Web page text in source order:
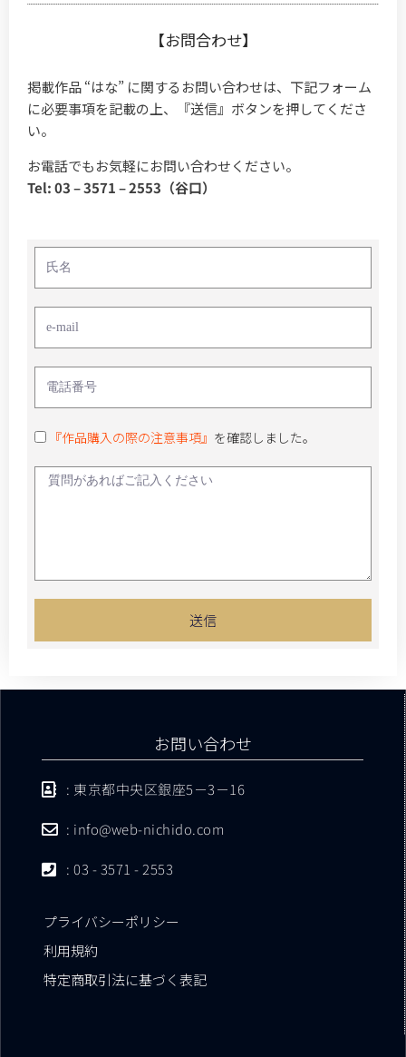
【お問合わせ】
掲載作品 “はな” に関するお問い合わせは、下記フォーム
に必要事項を記載の上、『送信』ボタンを押してくださ
い。
お電話でもお気軽にお問い合わせください。
Tel: 03 – 3571 – 2553（谷口）
『作品購入の際の注意事項』 を確認しました。
送信
お問い合わせ
: 東京都中央区銀座5－3－16
: info@web-nichido.com
: 03 - 3571 - 2553
プライバシーポリシー
利用規約
特定商取引法に基づく表記